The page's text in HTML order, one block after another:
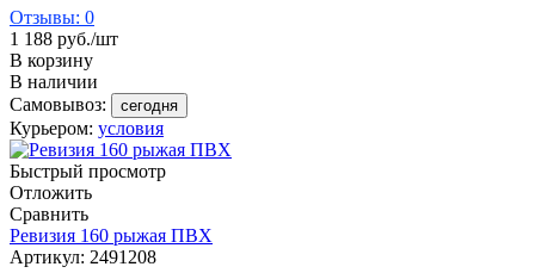
Отзывы: 0
1 188 руб./шт
В корзину
В наличии
Самовывоз:
сегодня
Курьером: условия
Быстрый просмотр
Отложить
Сравнить
Ревизия 160 рыжая ПВХ
Артикул: 2491208